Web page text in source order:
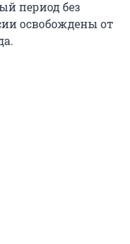
период без
освобождены от